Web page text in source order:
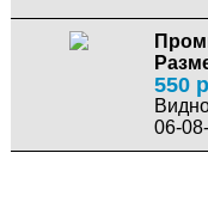
550
06-